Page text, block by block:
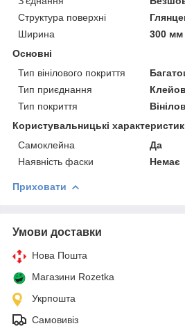
Структура поверхні
Ширина
300 мм
Основні
Тип вінілового покриття
Тип приєднання
Тип покриття
Користувальницькі
Самоклейна
Да
Наявність фаски
Немає
Приховати
Умови доставки
Нова Пошта
Магазини Rozetka
Укрпошта
Самовивіз